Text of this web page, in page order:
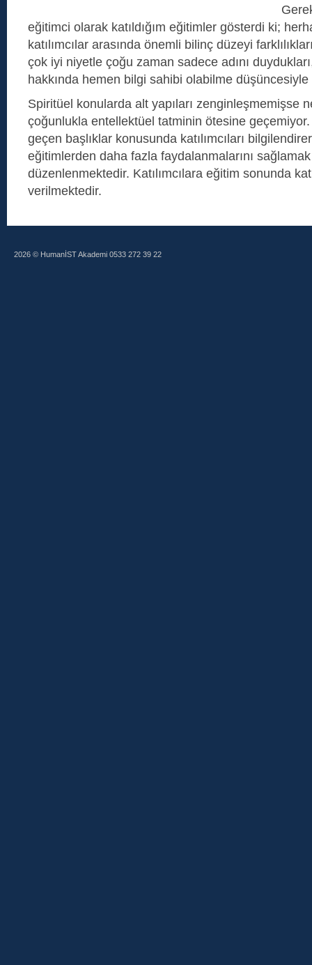
eğitimci olarak katıldığım eğitimler gösterdi ki;
katılımcılar arasında önemli bilinç düzeyi
çok iyi niyetle çoğu zaman sadece adını
hakkında hemen bilgi sahibi olabilme düşüncesiyle
Spiritüel konularda alt yapıları zenginleşmemişse
çoğunlukla entellektüel tatminin ötesine geçemiyor.
geçen başlıklar konusunda katılımcıları
eğitimlerden daha fazla faydalanmalarını
düzenlenmektedir. Katılımcılara eğitim sonunda
verilmektedir.
2026 © HumanİST Akademi 0533 272 39 22